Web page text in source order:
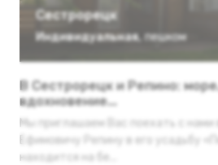
Сестрорецк
Индивидуальная, пешком
В Сестрорецк и Репино:
вдохновение...
Мы приглашаем Вас поехать с нами
Ефимовичу Репину в его усадьбу
находится на бе...